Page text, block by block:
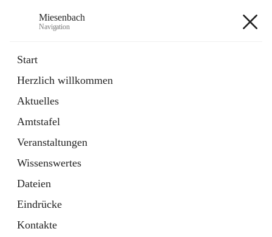
Miesenbach
Navigation
Start
Herzlich willkommen
Aktuelles
Amtstafel
Veranstaltungen
Wissenswertes
Dateien
Eindrücke
Kontakte
Externe Webseite
in
Tab
Region Schneebergland
Externe Webseite
öffnet
in
neuem
Tab